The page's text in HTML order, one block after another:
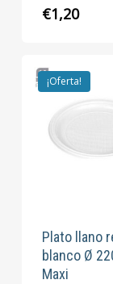
€1,20
¡Oferta!
Plato llano
blanco Ø
Maxi